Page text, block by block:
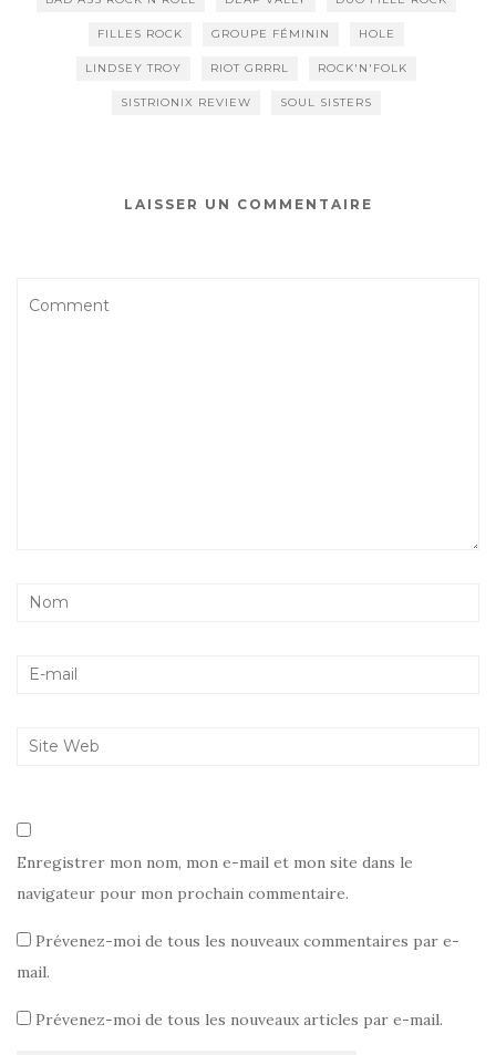
FILLES ROCK GROUPE FÉMININ HOLE
LINDSEY TROY RIOT GRRRL ROCK'N'FOLK
SISTRIONIX REVIEW SOUL SISTERS
LAISSER UN COMMENTAIRE
Enregistrer mon nom, mon e-mail et mon site dans le
navigateur pour mon prochain commentaire.
Prévenez-moi de tous les nouveaux commentaires par e-
mail.
Prévenez-moi de tous les nouveaux articles par e-mail.